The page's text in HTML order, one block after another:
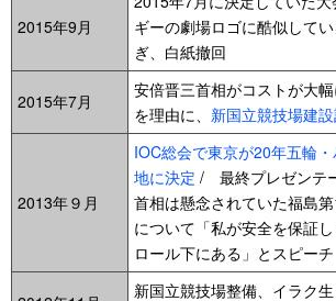
2015年9月
ギーの劇場ロゴに酷似して
ぎ、白紙撤回
2015年7月
安倍晋三首相がコストが大
を理由に、 新国立競技場建
2013年９月
IOC総会で東京が20年五輪
地に決定 / 最終プレゼンテ
首相は懸念されていた福島
について「私が安全を保証
ロール下にある」とスピーチ
新国立競技場整備、イラク